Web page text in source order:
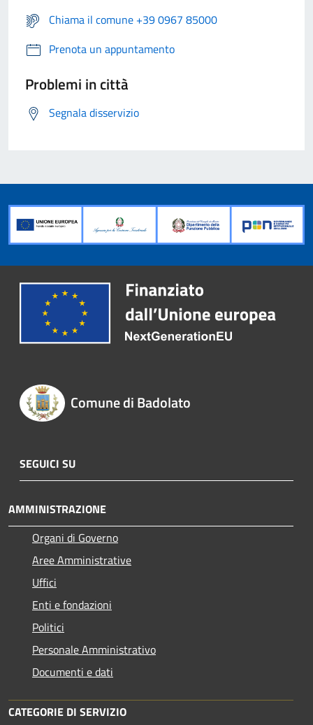
Chiama il comune +39 0967 85000
Prenota un appuntamento
Problemi in città
Segnala disservizio
Comune di Badolato
SEGUICI SU
AMMINISTRAZIONE
Organi di Governo
Aree Amministrative
Uffici
Enti e fondazioni
Politici
Personale Amministrativo
Documenti e dati
CATEGORIE DI SERVIZIO